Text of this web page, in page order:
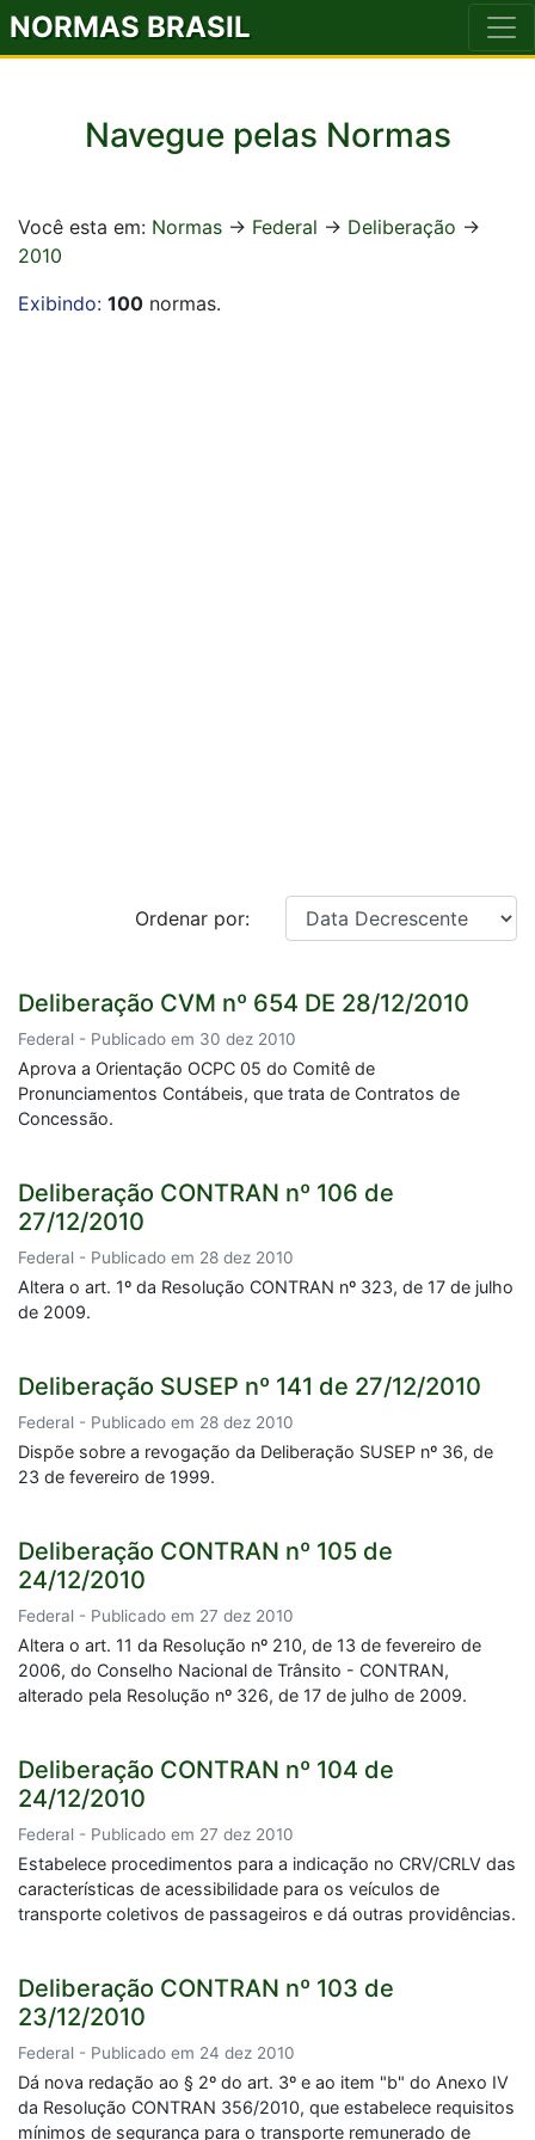
NORMAS BRASIL
Navegue pelas Normas
Você esta em: Normas -> Federal -> Deliberação ->
2010
Exibindo: 100 normas.
Ordenar por:
Deliberação CVM nº 654 DE 28/12/2010
Federal - Publicado em 30 dez 2010
Aprova a Orientação OCPC 05 do Comitê de
Pronunciamentos Contábeis, que trata de Contratos de
Concessão.
Deliberação CONTRAN nº 106 de
27/12/2010
Federal - Publicado em 28 dez 2010
Altera o art. 1º da Resolução CONTRAN nº 323, de 17 de julho
de 2009.
Deliberação SUSEP nº 141 de 27/12/2010
Federal - Publicado em 28 dez 2010
Dispõe sobre a revogação da Deliberação SUSEP nº 36, de
23 de fevereiro de 1999.
Deliberação CONTRAN nº 105 de
24/12/2010
Federal - Publicado em 27 dez 2010
Altera o art. 11 da Resolução nº 210, de 13 de fevereiro de
2006, do Conselho Nacional de Trânsito - CONTRAN,
alterado pela Resolução nº 326, de 17 de julho de 2009.
Deliberação CONTRAN nº 104 de
24/12/2010
Federal - Publicado em 27 dez 2010
Estabelece procedimentos para a indicação no CRV/CRLV das
características de acessibilidade para os veículos de
transporte coletivos de passageiros e dá outras providências.
Deliberação CONTRAN nº 103 de
23/12/2010
Federal - Publicado em 24 dez 2010
Dá nova redação ao § 2º do art. 3º e ao item "b" do Anexo IV
da Resolução CONTRAN 356/2010, que estabelece requisitos
mínimos de segurança para o transporte remunerado de